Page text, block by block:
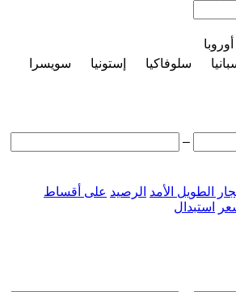
أوروبا
سلوفاكيا إستونيا
سويسرا
–
الطويل الأمد الرصيد على أقساط
استبدال